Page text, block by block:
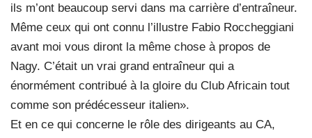
ils m’ont beaucoup servi dans ma carrière d’entraîneur.
Même ceux qui ont connu l’illustre Fabio Roccheggiani
avant moi vous diront la même chose à propos de
Nagy. C’était un vrai grand entraîneur qui a
énormément contribué à la gloire du Club Africain tout
comme son prédécesseur italien».
Et en ce qui concerne le rôle des dirigeants au CA,